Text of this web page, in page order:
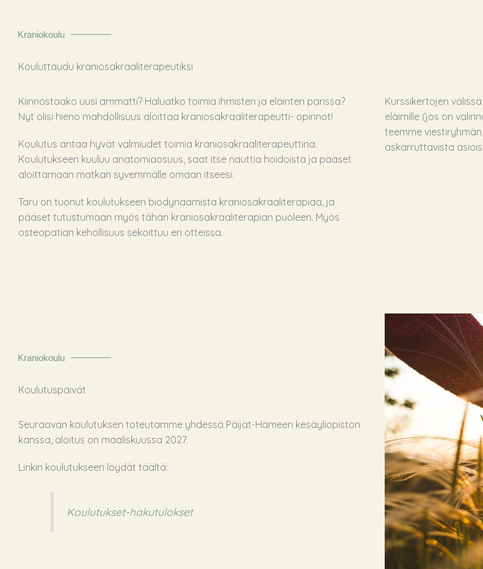
Kraniokoulu
Kouluttaudu kraniosakraali­terapeutiksi
Kiinnostaako uusi ammatti? Haluatko toimia ihmisten ja eläinten parissa?
Nyt olisi hieno mahdollisuus aloittaa kraniosakraaliterapeutti- opinnot!
Koulutus antaa hyvät valmiudet toimia kraniosakraaliterapeuttina.
Koulutukseen kuuluu anatomiaosuus, saat itse nauttia hoidoista ja pääset
aloittamaan matkan syvemmälle omaan itseesi.
Taru on tuonut koulutukseen biodynaamista kraniosakraaliterapiaa, ja
pääset tutustumaan myös tähän kraniosakraaliterapian puoleen. Myös
osteopatian kehollisuus sekoittuu eri otteissa.
Kurssikertojen
eläimille (jos on
teemme
askarruttavista
Kraniokoulu
Koulutuspäivät
Seuraavan koulutuksen toteutamme yhdessä Päijät-Hämeen kesäyliopiston
kanssa, aloitus on maaliskuussa 2027.
Linkin koulutukseen löydät täältä:
Koulutukset-hakutulokset